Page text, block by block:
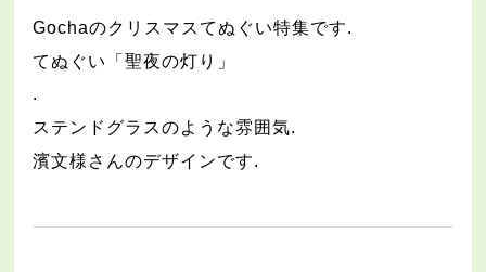
Gochaのクリスマスてぬぐい特集です.
てぬぐい「聖夜の灯り」
.
ステンドグラスのような雰囲気.
濱文様さんのデザインです.